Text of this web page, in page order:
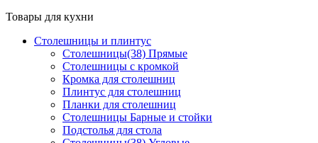
Товары для кухни
Столешницы и плинтус
Столешницы(38) Прямые
Столешницы с кромкой
Кромка для столешниц
Плинтус для столешниц
Планки для столешниц
Столешницы Барные и стойки
Подстолья для стола